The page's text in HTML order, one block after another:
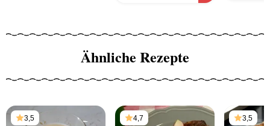
Ähnliche Rezepte
3,5 4,7 3,5